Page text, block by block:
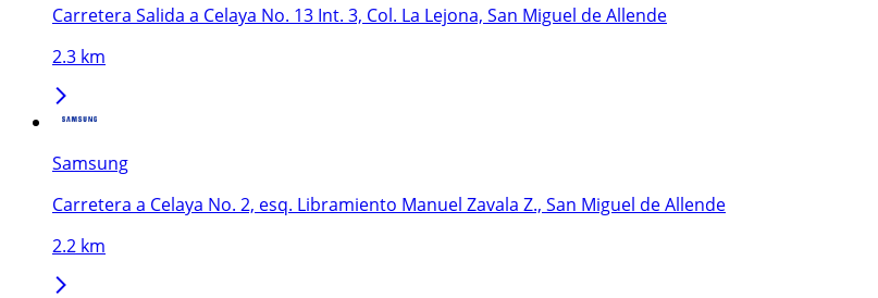
Carretera Salida a Celaya No. 13 Int. 3, Col. La Lejona, San Miguel de Allende
2.3 km
Samsung
Carretera a Celaya No. 2, esq. Libramiento Manuel Zavala Z., San Miguel de Allende
2.2 km